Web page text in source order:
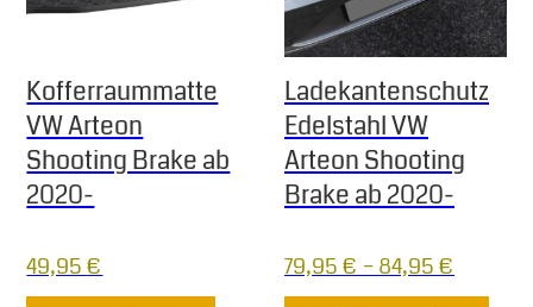
Kofferraummatte
VW Arteon
Shooting Brake ab
2020-
49,95€
Ladekantenschutz
Edelstahl VW
Arteon Shooting
Brake ab 2020-
79,95€ –84,95€